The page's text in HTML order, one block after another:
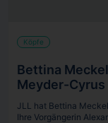
Köpfe
Bettina
Meyder-Cyrus
JLL hat Bettina
Ihre Vorgängerin